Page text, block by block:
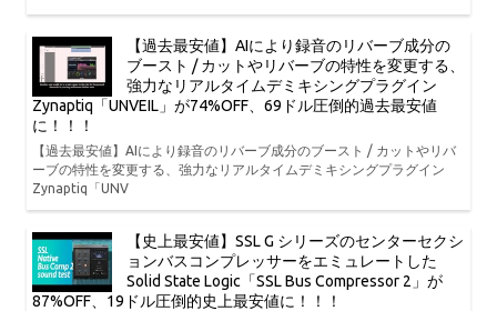
【過去最安値】AIにより録音のリバーブ成分の
ブースト / カットやリバーブの特性を変更する、
強力なリアルタイムデミキシングプラグイン
Zynaptiq「UNVEIL」が74%OFF、69ドル圧倒的過去最安値
に！！！
【過去最安値】AIにより録音のリバーブ成分のブースト / カットやリバ
ーブの特性を変更する、強力なリアルタイムデミキシングプラグイン
Zynaptiq「UNV
【史上最安値】SSL G シリーズのセンターセクシ
ョンバスコンプレッサーをエミュレートした
Solid State Logic「SSL Bus Compressor 2」が
87%OFF、19ドル圧倒的史上最安値に！！！